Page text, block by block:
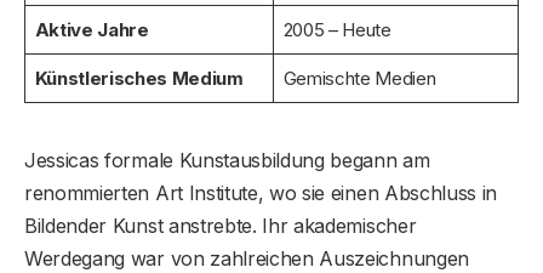
Aktive Jahre 2005 – Heute
Künstlerisches Medium Gemischte Medien
Jessicas formale Kunstausbildung begann am
renommierten Art Institute, wo sie einen Abschluss in
Bildender Kunst anstrebte. Ihr akademischer
Werdegang war von zahlreichen Auszeichnungen